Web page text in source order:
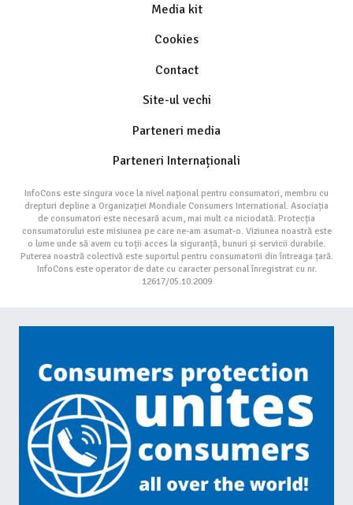
Media kit
Cookies
Contact
Site-ul vechi
Parteneri media
Parteneri Internaționali
InfoCons este singura voce la nivel național pentru consumatori, membru cu
drepturi depline a Organizației Mondiale Consumers International. Asociația
de consumatori este necesară acum, mai mult ca niciodată. Protecția
consumatorului este misiunea pe care ne-am asumat-o. Viziunea noastră este
o lume unde să avem cu toții acces la siguranță, bunuri și servicii durabile.
Puterea noastră colectivă este suportul pentru consumatorii din întreaga țară.
InfoCons este operator de date cu caracter personal înregistrat cu nr.
12617/05.10.2009